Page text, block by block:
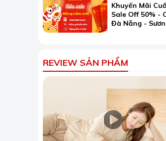
Khuyến Mãi
Sale Off 50% -
Đà Nẵng -
REVIEW SẢN PHẨM